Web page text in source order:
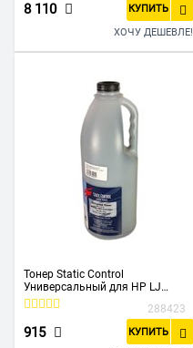
8 110 КУПИТЬ
ХОЧУ ДЕШЕВЛЕ!
Тонер Static Control
Универсальный для HP LJ
1200/4100/5000, 1 кг, флакон
288423
915 КУПИТЬ